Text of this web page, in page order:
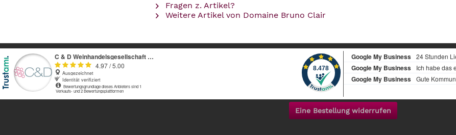
Fragen z. Artikel?
Weitere Artikel von Domaine Bruno Clair
Eine Bestellung widerrufen